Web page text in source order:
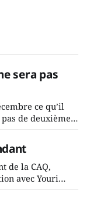
sera pas
ce qu’il
de deuxième
Bourcier en a
de la ville,
souper
de la CAQ,
avec Youri
Y songeait-il